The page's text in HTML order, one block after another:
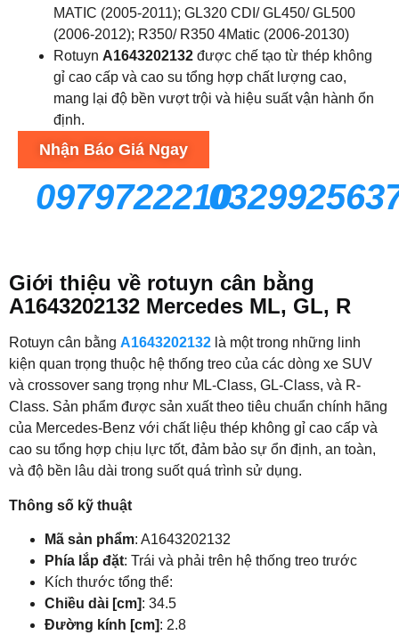
MATIC (2005-2011); GL320 CDI/ GL450/ GL500
(2006-2012); R350/ R350 4Matic (2006-20130)
Rotuyn A1643202132 được chế tạo từ thép không
gỉ cao cấp và cao su tổng hợp chất lượng cao,
mang lại độ bền vượt trội và hiệu suất vận hành ổn
định.
Nhận Báo Giá Ngay
0979722210
Giới thiệu về rotuyn cân bằng
A1643202132 Mercedes ML, GL, R
Rotuyn cân bằng A1643202132 là một trong những linh
kiện quan trọng thuộc hệ thống treo của các dòng xe SUV
và crossover sang trọng như ML-Class, GL-Class, và R-
Class. Sản phẩm được sản xuất theo tiêu chuẩn chính hãng
của Mercedes-Benz với chất liệu thép không gỉ cao cấp và
cao su tổng hợp chịu lực tốt, đảm bảo sự ổn định, an toàn,
và độ bền lâu dài trong suốt quá trình sử dụng.
Thông số kỹ thuật
Mã sản phẩm: A1643202132
Phía lắp đặt: Trái và phải trên hệ thống treo trước
Kích thước tổng thể:
Chiều dài [cm]: 34.5
Đường kính [cm]: 2.8